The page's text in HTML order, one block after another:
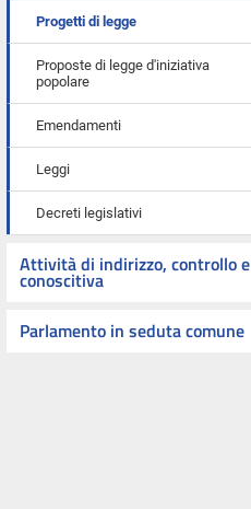
Progetti di legge
Proposte di legge d'iniziativa
popolare
Emendamenti
Leggi
Decreti legislativi
Attività di indirizzo, controllo e
conoscitiva
Parlamento in seduta comune